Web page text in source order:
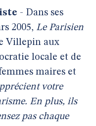
- Dans ses
2005, Le Parisien
Villepin aux
locale et de
maires et
votre
En plus, ils
pas chaque